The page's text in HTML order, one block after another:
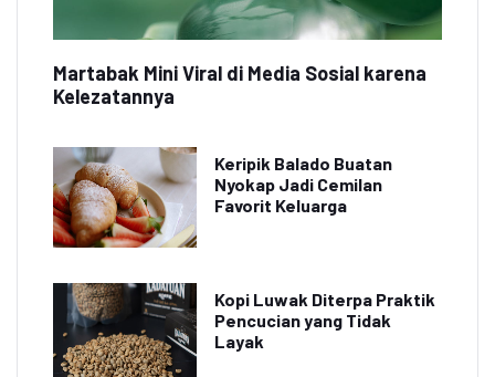
Martabak Mini Viral di Media Sosial karena
Kelezatannya
Keripik Balado Buatan
Nyokap Jadi Cemilan
Favorit Keluarga
Kopi Luwak Diterpa Praktik
Pencucian yang Tidak
Layak